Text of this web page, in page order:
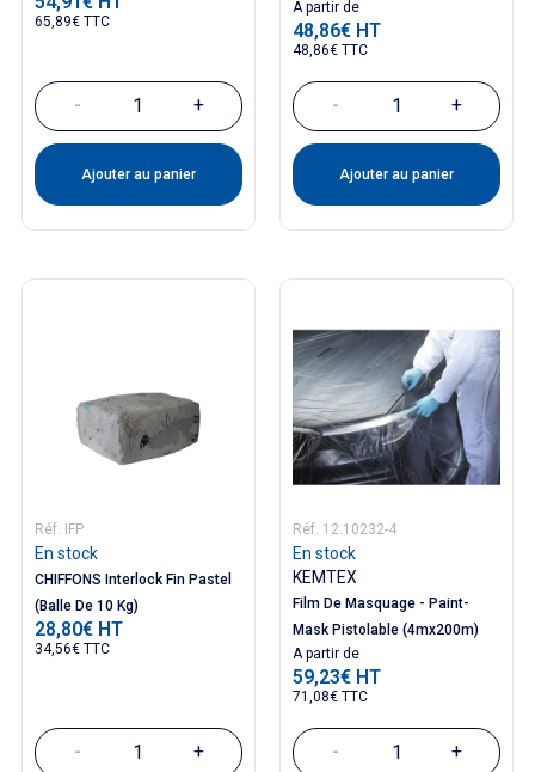
65,89€ TTC
- +
Ajouter au panier
Prix
A partir de
48,86€ HT
48,86€ TTC
- +
Ajouter au panier
Réf. IFP
En stock
CHIFFONS Interlock Fin Pastel
(Balle De 10 Kg)
Prix
28,80€ HT
34,56€ TTC
- +
Réf. 12.10232-4
En stock
KEMTEX
Film De Masquage - Paint-
Mask Pistolable (4mx200m)
Prix
A partir de
59,23€ HT
71,08€ TTC
- +